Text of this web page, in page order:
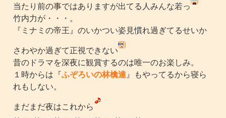
当たり前の事ではありますが出てる人みんな若っ
竹内力が・・・。
『ミナミの帝王』のいかつい姿見慣れ過ぎてるせいか
さわやか過ぎて正視できない
昔のドラマを深夜に観賞するのは唯一のお楽しみ。
１時からは『ふぞろいの林檎達 』もやってるから寝ら
れもしない。
まだまだ夜はこれから